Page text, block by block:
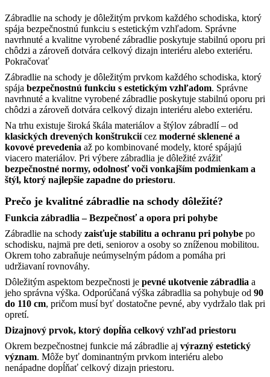
Zábradlie na schody je dôležitým prvkom každého schodiska, ktorý
spája bezpečnostnú funkciu s estetickým vzhľadom. Správne
navrhnuté a kvalitne vyrobené zábradlie poskytuje stabilnú oporu pri
chôdzi a zároveň dotvára celkový dizajn interiéru alebo exteriéru.
Pokračovať
Zábradlie na schody je dôležitým prvkom každého schodiska, ktorý
spája bezpečnostnú funkciu s estetickým vzhľadom. Správne
navrhnuté a kvalitne vyrobené zábradlie poskytuje stabilnú oporu pri
chôdzi a zároveň dotvára celkový dizajn interiéru alebo exteriéru.
Na trhu existuje široká škála materiálov a štýlov zábradlí – od
klasických drevených konštrukciícez moderné sklenené a
kovové prevedenia až po kombinované modely, ktoré spájajú
viacero materiálov. Pri výbere zábradlia je dôležité zvážiť
bezpečnostné normy, odolnosť voči vonkajším podmienkam a
štýl, ktorý najlepšie zapadne do priestoru.
Prečo je kvalitné zábradlie na schody dôležité?
Funkcia zábradlia – Bezpečnosť a opora pri pohybe
Zábradlie na schody zaisťuje stabilitu a ochranu pri pohybe po
schodisku, najmä pre deti, seniorov a osoby so zníženou mobilitou.
Okrem toho zabraňuje neúmyselným pádom a pomáha pri
udržiavaní rovnováhy.
Dôležitým aspektom bezpečnosti je pevné ukotvenie zábradlia a
jeho správna výška. Odporúčaná výška zábradlia sa pohybuje od 90
do 110 cm, pričom musí byť dostatočne pevné, aby vydržalo tlak pri
opretí.
Dizajnový prvok, ktorý dopĺňa celkový vzhľad priestoru
Okrem bezpečnostnej funkcie má zábradlie aj výrazný estetický
význam. Môže byť dominantným prvkom interiéru alebo
nenápadne dopĺňať celkový dizajn priestoru.